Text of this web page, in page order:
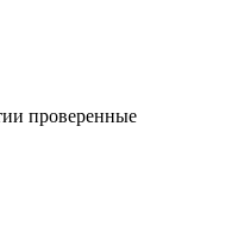
проверенные